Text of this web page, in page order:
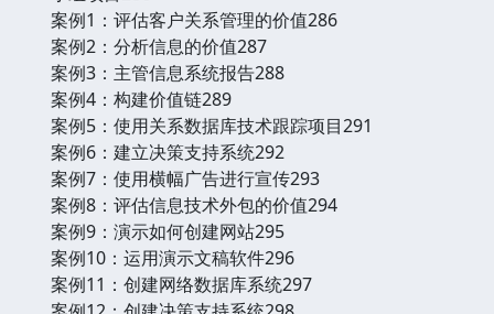
案例1：评估客户关系管理的价值286
案例2：分析信息的价值287
案例3：主管信息系统报告288
案例4：构建价值链289
案例5：使用关系数据库技术跟踪项目291
案例6：建立决策支持系统292
案例7：使用横幅广告进行宣传293
案例8：评估信息技术外包的价值294
案例9：演示如何创建网站295
案例10：运用演示文稿软件296
案例11：创建网络数据库系统297